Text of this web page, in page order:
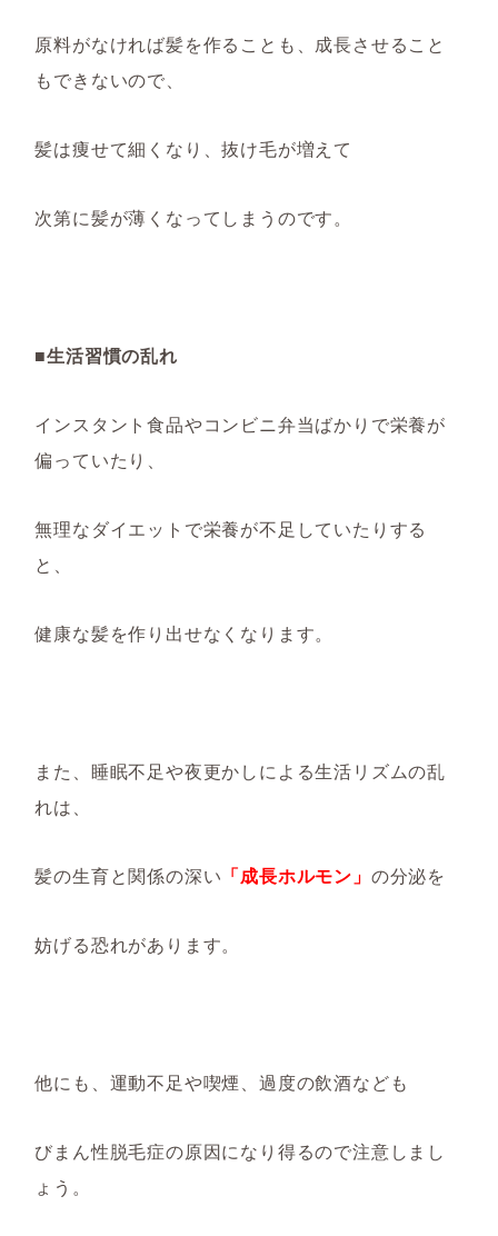
原料がなければ髪を作ることも、成長させること
もできないので、
髪は痩せて細くなり、抜け毛が増えて
次第に髪が薄くなってしまうのです。
■生活習慣の乱れ
インスタント食品やコンビニ弁当ばかりで栄養が
偏っていたり、
無理なダイエットで栄養が不足していたりする
と、
健康な髪を作り出せなくなります。
また、睡眠不足や夜更かしによる生活リズムの乱
れは、
髪の生育と関係の深い 「成長ホルモン」 の分泌を
妨げる恐れがあります。
他にも、運動不足や喫煙、過度の飲酒なども
びまん性脱毛症の原因になり得るので注意しまし
ょう。